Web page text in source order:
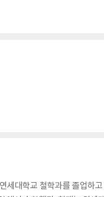
세대학교 철학과를 졸업하